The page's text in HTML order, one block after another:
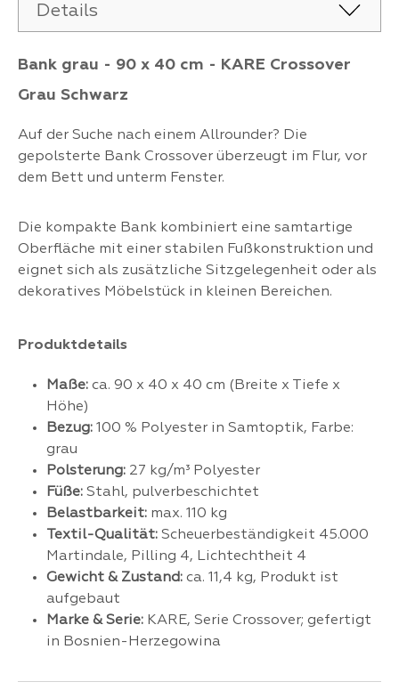
Details
Bank grau - 90 x 40 cm - KARE Crossover
Grau Schwarz
Auf der Suche nach einem Allrounder? Die
gepolsterte Bank Crossover überzeugt im Flur, vor
dem Bett und unterm Fenster.
Die kompakte Bank kombiniert eine samtartige
Oberfläche mit einer stabilen Fußkonstruktion und
eignet sich als zusätzliche Sitzgelegenheit oder als
dekoratives Möbelstück in kleinen Bereichen.
Produktdetails
Maße: ca. 90 x 40 x 40 cm (Breite x Tiefe x
Höhe)
Bezug: 100 % Polyester in Samtoptik, Farbe:
grau
Polsterung: 27 kg/m³ Polyester
Füße: Stahl, pulverbeschichtet
Belastbarkeit: max. 110 kg
Textil-Qualität: Scheuerbeständigkeit 45.000
Martindale, Pilling 4, Lichtechtheit 4
Gewicht & Zustand: ca. 11,4 kg, Produkt ist
aufgebaut
Marke & Serie: KARE, Serie Crossover; gefertigt
in Bosnien-Herzegowina